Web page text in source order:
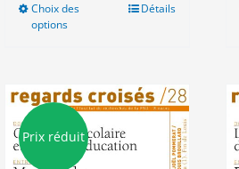
Choix des
options
variations.
Les
options
peuvent
Détails
Prix réduit